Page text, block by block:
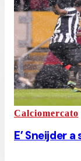
Calciomercato
E’ Sneijder